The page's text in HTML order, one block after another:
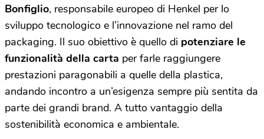
Bonfiglio, responsabile europeo di Henkel per lo
sviluppo tecnologico e l’innovazione nel ramo del
packaging. Il suo obiettivo è quello di potenziare le
funzionalità della carta per farle raggiungere
prestazioni paragonabili a quelle della plastica,
andando incontro a un’esigenza sempre più sentita da
parte dei grandi brand. A tutto vantaggio della
sostenibilità economica e ambientale.